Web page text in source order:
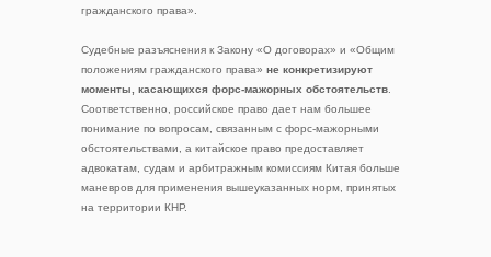
гражданского права».
Судебные разъяснения к Закону «О договорах» и «Общим
положениям гражданского права» не конкретизируют
моменты, касающихся форс-мажорных обстоятельств
Соответственно, российское право дает нам большее
понимание по вопросам, связанным с форс-мажорными
обстоятельствами, а китайское право предоставляет
адвокатам, судам и арбитражным комиссиям Китая больше
маневров для применения вышеуказанных норм, принятых
на территории КНР.